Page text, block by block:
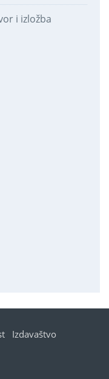
i izložba
Izdavaštvo